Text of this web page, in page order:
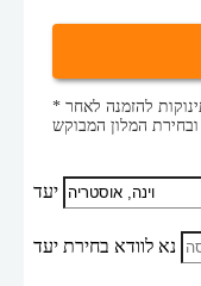
* ניתן להזמין חדרים נוספים ו/או להוסיף תינוקות להזמנה לאחר
יעד
נא לוודא בחירת יעד